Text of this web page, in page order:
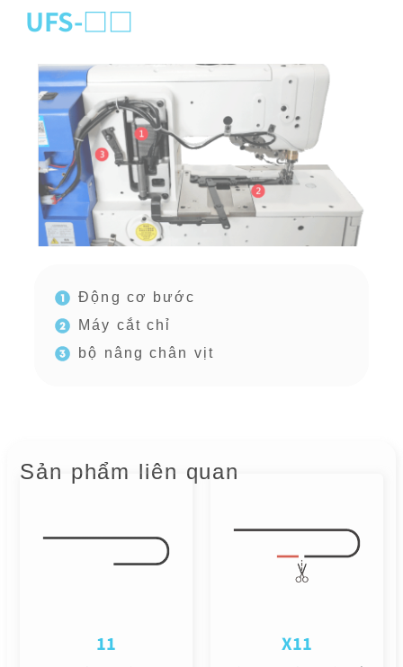
UFS-□□
Động cơ bước
Máy cắt chỉ
bộ nâng chân vịt
Sản phẩm liên quan
11 X11